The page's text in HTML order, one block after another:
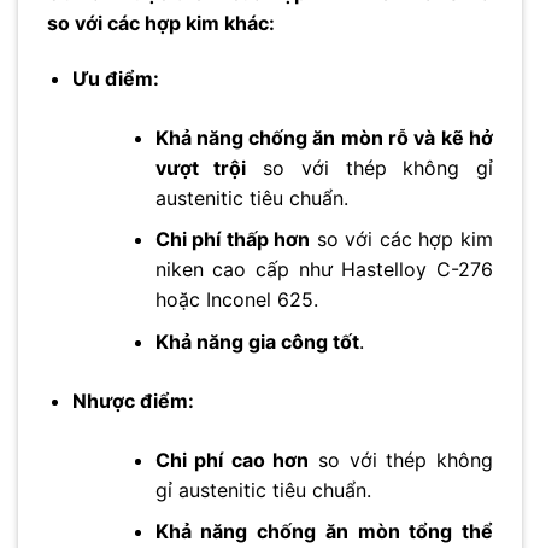
so với các hợp kim khác:
Ưu điểm:
Khả năng chống ăn mòn rỗ và kẽ hở
vượt trội so với thép không gỉ
austenitic tiêu chuẩn.
Chi phí thấp hơn so với các hợp kim
niken cao cấp như Hastelloy C-276
hoặc Inconel 625.
Khả năng gia công tốt.
Nhược điểm:
Chi phí cao hơn so với thép không
gỉ austenitic tiêu chuẩn.
Khả năng chống ăn mòn tổng thể